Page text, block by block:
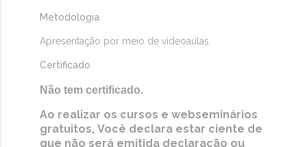
Metodologia
Apresentação por meio de videoaulas.
Certificado
Não tem certificado.
Ao realizar os cursos e webseminários
gratuitos, Você declara estar ciente de
que não será emitida declaração ou